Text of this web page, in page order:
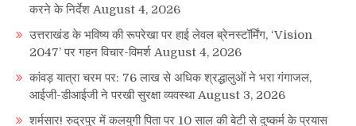
करने के निर्देश August 4, 2026
उत्तराखंड के भविष्य की रूपरेखा पर हाई लेवल ब्रेनस्टॉर्मिंग, ‘Vision
2047’ पर गहन विचार-विमर्श August 4, 2026
कांवड़ यात्रा चरम पर: 76 लाख से अधिक श्रद्धालुओं ने भरा गंगाजल,
आईजी-डीआईजी ने परखी सुरक्षा व्यवस्था August 3, 2026
शर्मसार! रुद्रपुर में कलयुगी पिता पर 10 साल की बेटी से दुष्कर्म के प्रयास